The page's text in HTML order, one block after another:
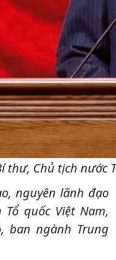
thư, Chủ tịch nước
nguyên lãnh đạo
quốc Việt Nam,
ban ngành Trung